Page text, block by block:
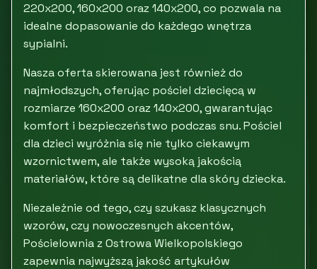
220x200, 160x200 oraz 140x200, co pozwala na
idealne dopasowanie do każdego wnętrza
sypialni.
Nasza oferta skierowana jest również do
najmłodszych, oferując pościel dziecięcą w
rozmiarze 160x200 oraz 140x200, gwarantując
komfort i bezpieczeństwo podczas snu. Pościel
dla dzieci wyróżnia się nie tylko ciekawym
wzornictwem, ale także wysoką jakością
materiałów, które są delikatne dla skóry dziecka.
Niezależnie od tego, czy szukasz klasycznych
wzorów, czy nowoczesnych akcentów,
Pościelownia z Ostrowa Wielkopolskiego
zapewnia najwyższą jakość artykułów